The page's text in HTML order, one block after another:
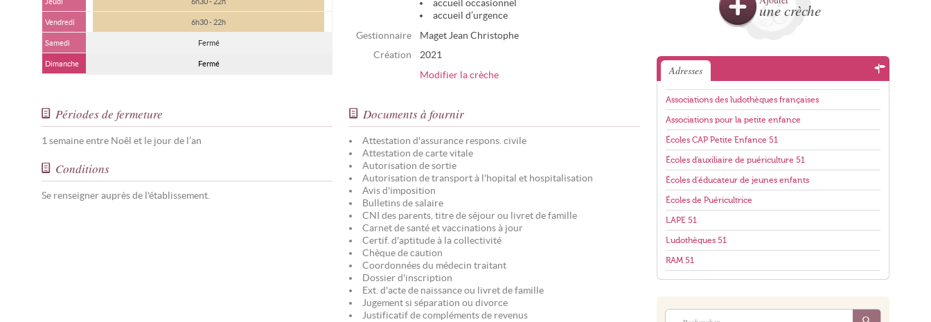
Vendredi 6h30 - 22h
Samedi Fermé
Dimanche Fermé
accueil occasionnel
accueil d’urgence
Gestionnaire
Maget Jean Christophe
Création
2021
Modifier la crèche
Périodes de fermeture
1 semaine entre Noêl et le jour de l’an
Conditions
Se renseigner auprès de l'établissement.
Documents à fournir
Attestation d'assurance respons. civile
Attestation de carte vitale
Autorisation de sortie
Autorisation de transport à l'hopital et hospitalisation
Avis d'imposition
Bulletins de salaire
CNI des parents, titre de séjour ou livret de famille
Carnet de santé et vaccinations à jour
Certif. d'aptitude à la collectivité
Chèque de caution
Coordonnées du médecin traitant
Dossier d'inscription
Ext. d'acte de naissance ou livret de famille
Jugement si séparation ou divorce
Justificatif de compléments de revenus
une crèche
Adresses
Associations des ludothèques françaises
Associations pour la petite enfance
Écoles CAP Petite Enfance 51
Écoles d'auxiliaire de puériculture 51
Écoles d'éducateur de jeunes enfants
Écoles de Puéricultrice
LAPE 51
Ludothèques 51
RAM 51